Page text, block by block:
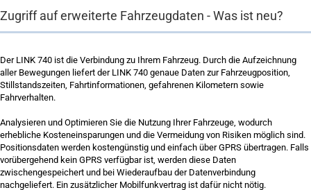
Zugriff auf erweiterte Fahrzeugdaten - Was ist neu?
Der LINK 740 ist die Verbindung zu Ihrem Fahrzeug. Durch die Aufzeichnung
aller Bewegungen liefert der LINK 740 genaue Daten zur Fahrzeugposition,
Stillstandszeiten, Fahrtinformationen, gefahrenen Kilometern sowie
Fahrverhalten.
Analysieren und Optimieren Sie die Nutzung Ihrer Fahrzeuge, wodurch
erhebliche Kosteneinsparungen und die Vermeidung von Risiken möglich sind.
Positionsdaten werden kostengünstig und einfach über GPRS übertragen. Falls
vorübergehend kein GPRS verfügbar ist, werden diese Daten
zwischengespeichert und bei Wiederaufbau der Datenverbindung
nachgeliefert. Ein zusätzlicher Mobilfunkvertrag ist dafür nicht nötig.